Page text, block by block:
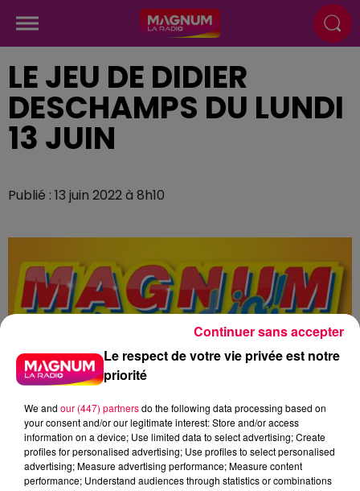
LE JEU DE DIDIER
DESCHAMPS DU LUNDI
13 JUIN
Publié : 13 juin 2022 à 8h10
Le respect de votre vie privée est notre
priorité
We and our (447) partnersdo the following data processing based on
your consent and/or our legitimate interest: Store and/or access
information on a device; Use limited data to select advertising; Create
profiles for personalised advertising; Use profiles to select personalised
advertising; Measure advertising performance; Measure content
performance; Understand audiences through statistics or combinations
Continuer sans accepter